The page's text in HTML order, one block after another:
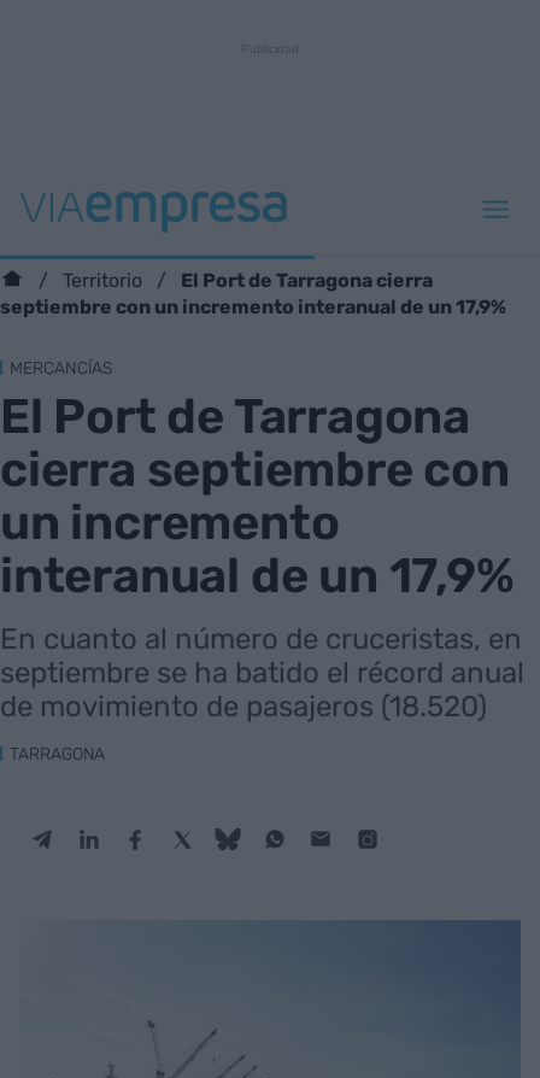
Territorio
El Port de Tarragona cierra
septiembre con un incremento interanual de un 17,9%
MERCANCÍAS
El Port de Tarragona
cierra septiembre con
un incremento
interanual de un 17,9%
En cuanto al número de cruceristas, en
septiembre se ha batido el récord anual
de movimiento de pasajeros (18.520)
TARRAGONA